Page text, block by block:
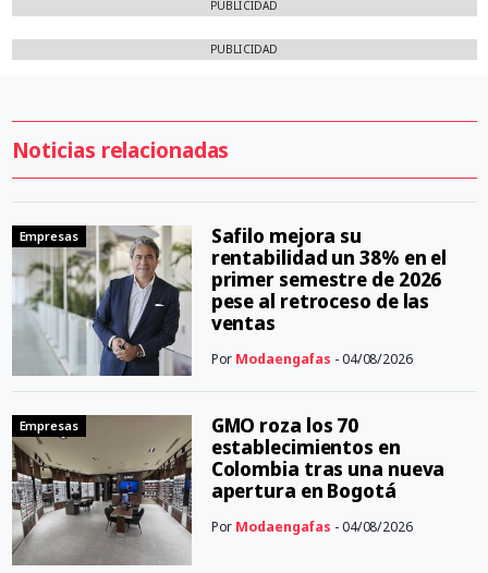
PUBLICIDAD
PUBLICIDAD
Noticias relacionadas
Empresas
Safilo mejora su
rentabilidad un 38% en el
primer semestre de 2026
pese al retroceso de las
ventas
Por Modaengafas - 04/08/2026
Empresas
GMO roza los 70
establecimientos en
Colombia tras una nueva
apertura en Bogotá
Por Modaengafas - 04/08/2026